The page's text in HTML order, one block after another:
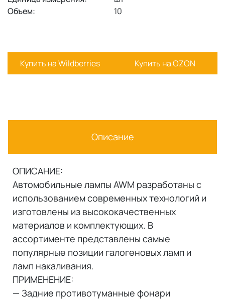
Объем:
10
Купить на Wildberries Купить на OZON
Описание
ОПИСАНИЕ:
Автомобильные лампы AWM разработаны с
использованием современных технологий и
изготовлены из высококачественных
материалов и комплектующих. В
ассортименте представлены самые
популярные позиции галогеновых ламп и
ламп накаливания.
ПРИМЕНЕНИЕ:
— Задние противотуманные фонари